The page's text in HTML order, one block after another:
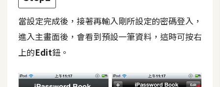
庫
免
字
當設定完成後，接著再輸入剛所設定的密碼登入，
進入主畫面後，會看到預設一筆資料，這時可按右
上的Edit鈕。